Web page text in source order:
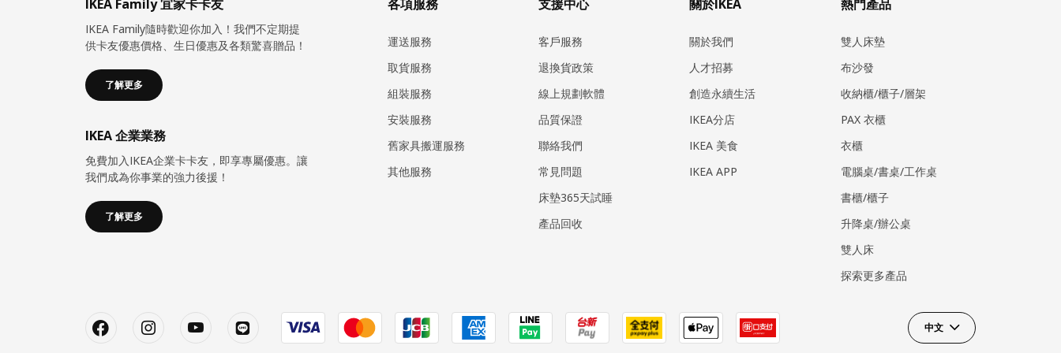
IKEA Family 宜家卡卡友
IKEA Family隨時歡迎你加入！我們不定期提
供卡友優惠價格、生日優惠及各類驚喜贈品！
了解更多
IKEA 企業業務
免費加入IKEA企業卡卡友，即享專屬優惠。讓
我們成為你事業的強力後援！
了解更多
各項服務
運送服務
取貨服務
組裝服務
安裝服務
​舊家具搬運服務
其他服務
支援中心
客戶服務
退換貨政策
線上規劃軟體
品質保證
聯絡我們
常見問題
床墊365天試睡
產品回收
關於IKEA
關於我們
人才招募
創造永續生活
IKEA分店
IKEA 美食
IKEA APP
熱門產品
雙人床墊
布沙發
收納櫃/櫃子/層架
PAX 衣櫃
衣櫃
電腦桌/書桌/工作桌
書櫃/櫃子
升降桌/辦公桌
雙人床
探索更多產品
中文